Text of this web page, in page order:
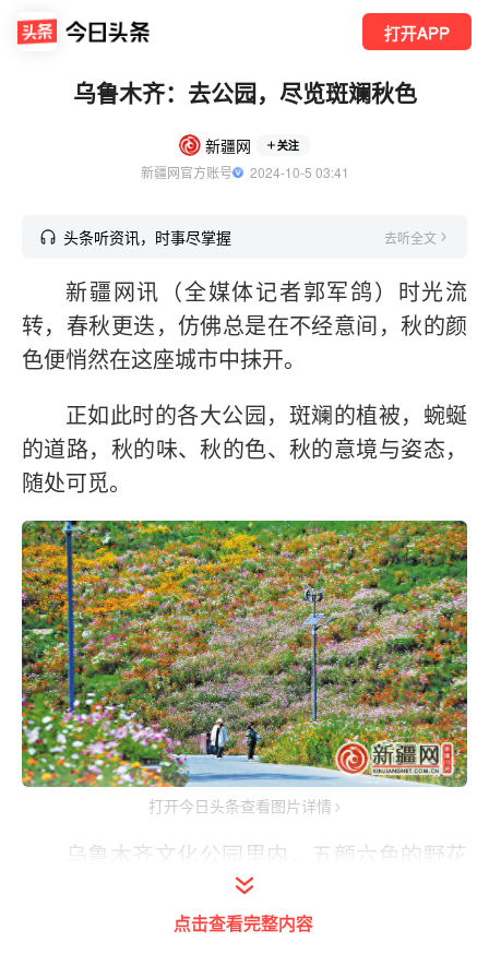
打开APP
乌鲁木齐：去公园，尽览斑斓秋色
新疆网 关注
新疆网官方账号
  2024-10-5 03:41
头条听资讯，时事尽掌握 去听全文
新疆网讯（全媒体记者郭军鸽）时光流
转，春秋更迭，仿佛总是在不经意间，秋的颜
色便悄然在这座城市中抹开。
正如此时的各大公园，斑斓的植被，蜿蜒
的道路，秋的味、秋的色、秋的意境与姿态，
随处可觅。
打开今日头条查看图片详情
乌鲁木齐文化公园里内，五颜六色的野花
随风摇曳。（9月30日摄）（全媒体记者雷婷
点击查看完整内容